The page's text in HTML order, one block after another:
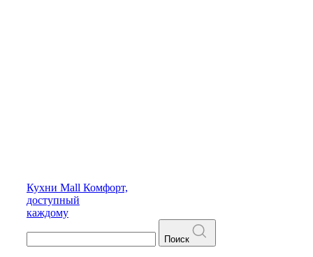
Кухни Mall Комфорт,
доступный
каждому
Поиск